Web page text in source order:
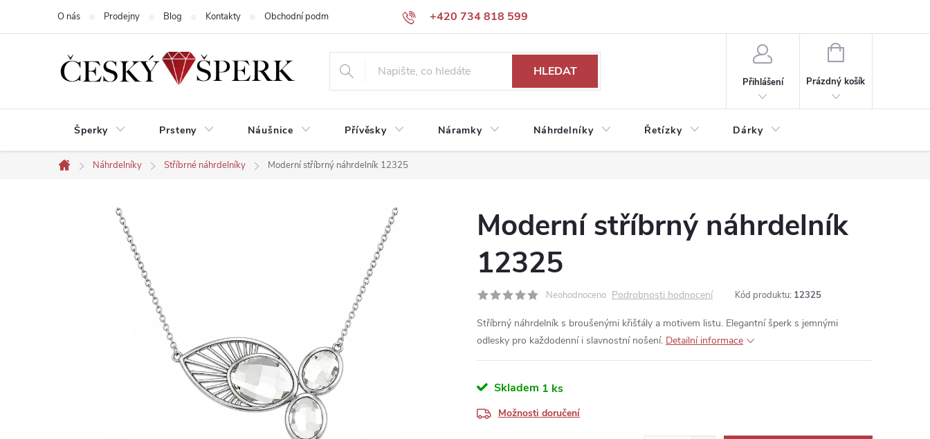
+420 734 818 599
O nás Prodejny Blog Kontakty Obchodní podmínky Podmínky ochrany osobních údajů
HLEDAT
Přihlášení
NÁKUPNÍ
Prázdný košík
Šperky Prsteny Náušnice Přívěsky Náramky Náhrdelníky Řetízky Dárky
Domů
Náhrdelníky Stříbrné náhrdelníky Moderní stříbrný náhrdelník 12325
Moderní stříbrný náhrdelník
12325
Neohodnoceno Podrobnosti hodnocení Kód produktu: 12325
Stříbrný náhrdelník s broušenými křišťály a motivem listu. Elegantní šperk s jemnými
odlesky pro každodenní i slavnostní nošení. Detailní informace
Skladem 1 ks
Možnosti doručení